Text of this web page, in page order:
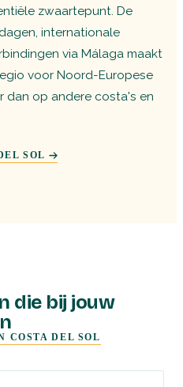
zwaartepunt. De
internationale
via Málaga maakt
voor Noord-Europese
dan op andere costa's en
SOL
die bij jouw
COSTA DEL SOL